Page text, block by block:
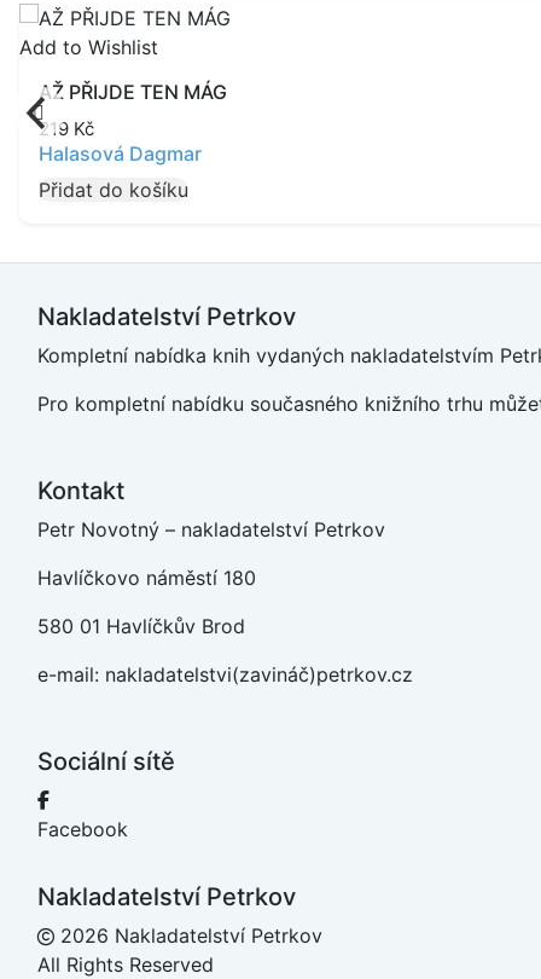
Add to Wishlist
AŽ PŘIJDE TEN MÁG
219 Kč
Halasová Dagmar
Přidat do košíku
Nakladatelství Petrkov
Kompletní nabídka knih vydaných nakladatelstvím
Pro kompletní nabídku současného knižního trhu
Kontakt
Petr Novotný – nakladatelství Petrkov
Havlíčkovo náměstí 180
580 01 Havlíčkův Brod
e-mail: nakladatelstvi(zavináč)petrkov.cz
Sociální sítě
Facebook
Nakladatelství Petrkov
2026 Nakladatelství Petrkov
All Rights Reserved